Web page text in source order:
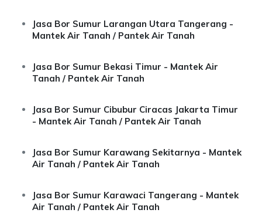
Jasa Bor Sumur Larangan Utara Tangerang -
Mantek Air Tanah / Pantek Air Tanah
Jasa Bor Sumur Bekasi Timur - Mantek Air
Tanah / Pantek Air Tanah
Jasa Bor Sumur Cibubur Ciracas Jakarta Timur
- Mantek Air Tanah / Pantek Air Tanah
Jasa Bor Sumur Karawang Sekitarnya - Mantek
Air Tanah / Pantek Air Tanah
Jasa Bor Sumur Karawaci Tangerang - Mantek
Air Tanah / Pantek Air Tanah